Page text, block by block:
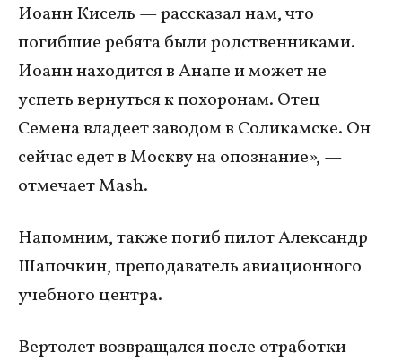
Иоанн Кисель — рассказал нам, что
погибшие ребята были родственниками.
Иоанн находится в Анапе и может не
успеть вернуться к похоронам. Отец
Семена владеет заводом в Соликамске. Он
сейчас едет в Москву на опознание», —
отмечает Mash.
Напомним, также погиб пилот Александр
Шапочкин, преподаватель авиационного
учебного центра.
Вертолет возвращался после отработки